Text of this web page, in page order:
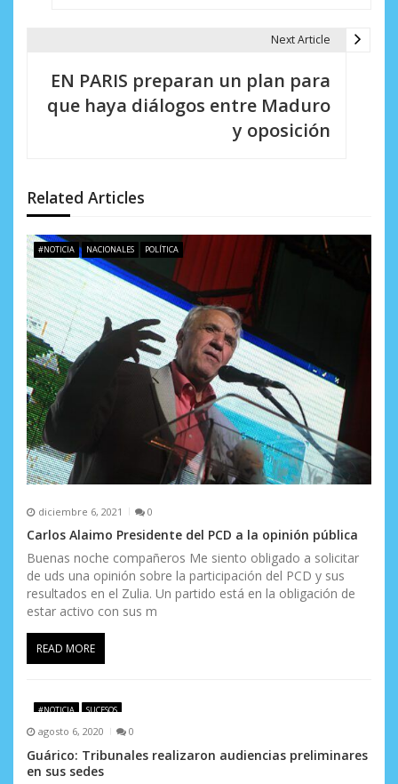
e
e
n
t
r
a
d
a
s
Next Article
EN PARIS preparan un plan para
que haya diálogos entre Maduro
y oposición
Related Articles
#NOTICIA NACIONALES POLÍTICA
diciembre 6, 2021 0
Carlos Alaimo Presidente del PCD a la opinión pública
Buenas noche compañeros Me siento obligado a solicitar
de uds una opinión sobre la participación del PCD y sus
resultados en el Zulia. Un partido está en la obligación de
estar activo con sus m
READ MORE
#NOTICIA SUCESOS
agosto 6, 2020 0
Guárico: Tribunales realizaron audiencias preliminares
en sus sedes